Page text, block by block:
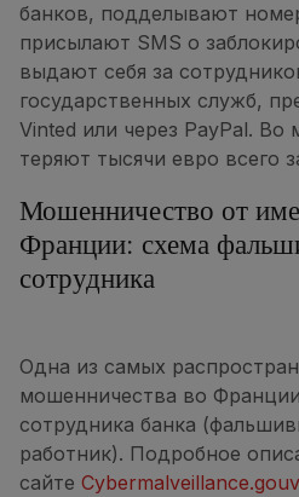
банков, подделывают
присылают SMS о
выдают себя за
государственных служб,
Vinted или через PayPal. Во
теряют тысячи евро всего
Мошенничество от
Франции: схема
сотрудника
Одна из самых
мошенничества во
сотрудника банка
работник). Подробное
сайте